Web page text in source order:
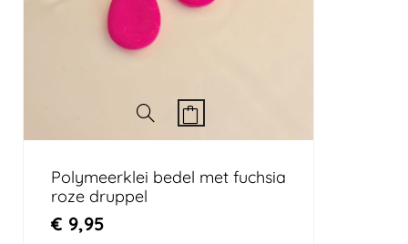
Polymeerklei bedel met fuchsia
roze druppel
€ 9,95